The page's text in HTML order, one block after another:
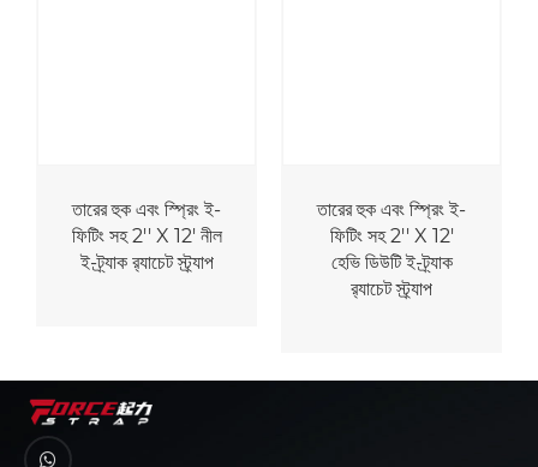
তারের হুক এবং স্প্রিং ই-
ফিটিং সহ 2'' X 12' নীল
ই-ট্র্যাক র‌্যাচেট স্ট্র্যাপ
তারের হুক এবং স্প্রিং ই-
ফিটিং সহ 2'' X 12'
হেভি ডিউটি ​​ই-ট্র্যাক
র‌্যাচেট স্ট্র্যাপ